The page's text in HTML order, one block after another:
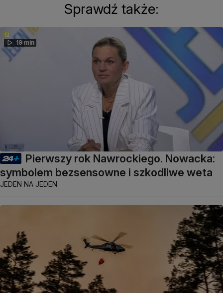
Sprawdź także:
19 min
Pierwszy rok Nawrockiego. Nowacka:
symbolem bezsensowne i szkodliwe weta
JEDEN NA JEDEN